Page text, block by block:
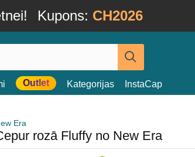
Kupons: CH2026
Outlet Kategorijas InstaCap
Era
rozā Fluffy no New Era